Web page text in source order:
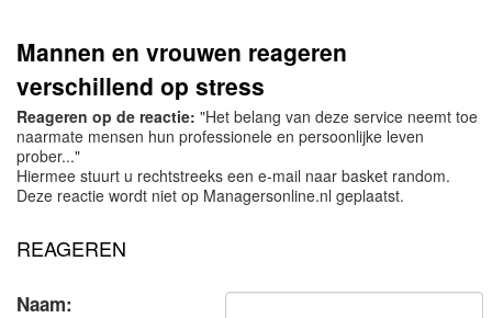
Mannen en vrouwen reageren
verschillend op stress
Reageren op de reactie: "Het belang van deze service neemt toe
naarmate mensen hun professionele en persoonlijke leven
prober..."
Hiermee stuurt u rechtstreeks een e-mail naar basket random.
Deze reactie wordt niet op Managersonline.nl geplaatst.
REAGEREN
Naam: